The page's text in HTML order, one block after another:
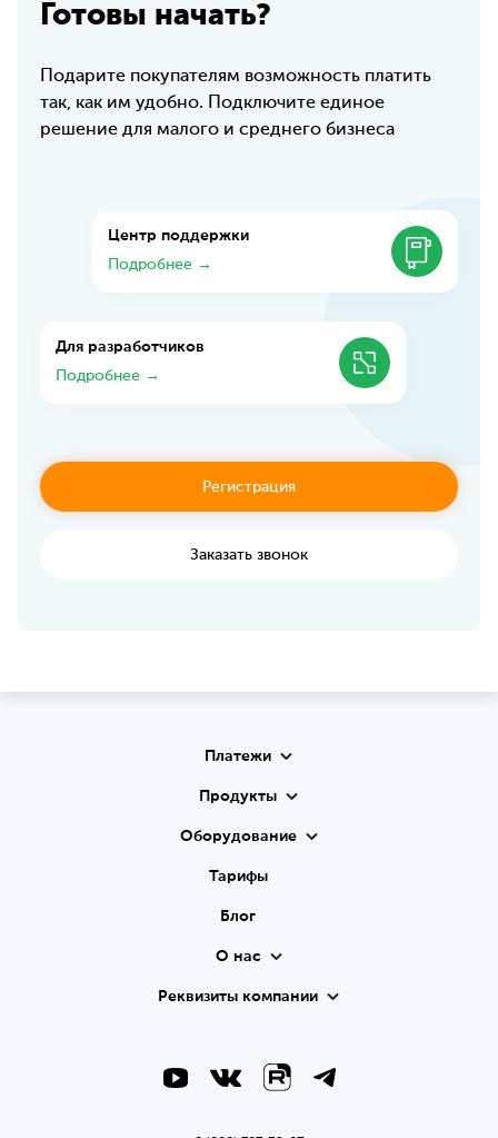
Готовы начать?
Подарите покупателям возможность платить
так, как им удобно. Подключите единое
решение для малого и среднего бизнеса
Центр поддержки
Подробнее →
Для разработчиков
Подробнее →
Регистрация
Заказать звонок
Платежи
Продукты
Оборудование
Тарифы
Блог
О нас
Реквизиты компании